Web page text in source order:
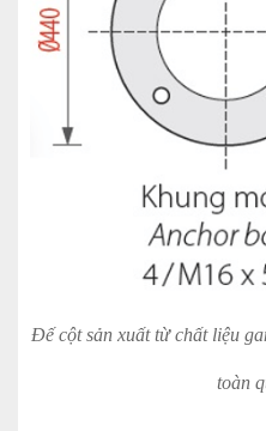
Đế cột sản xuất từ chất liệu
toàn